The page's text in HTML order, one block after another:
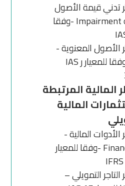
تدني قيمة الأصول
–Impairment of Assets -وفقا
الأصول المعنوية -
Goodwill -وفقا للمعيار ر IAS
المالية المرتبطة
المالية
المالية -
Financial Assets -وفقا للمعيار
التمويلي –